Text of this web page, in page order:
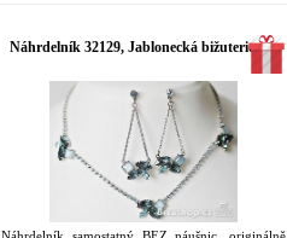
Náhrdelník 32129, Jablonecká bižuterie